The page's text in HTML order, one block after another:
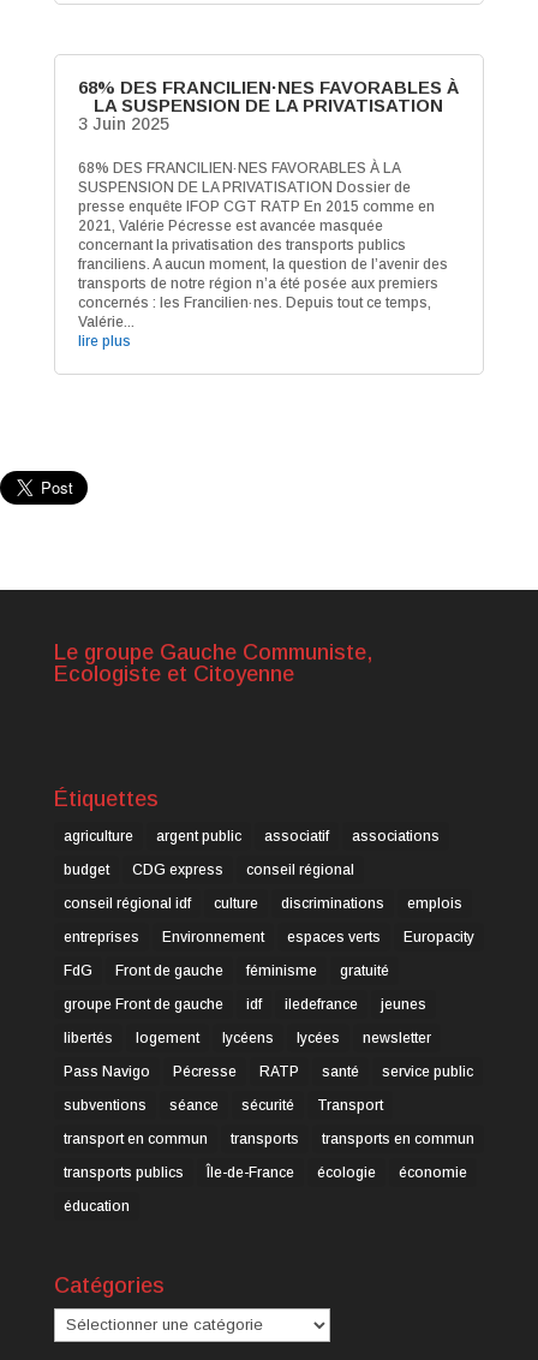
68% DES FRANCILIEN·NES FAVORABLES À
LA SUSPENSION DE LA PRIVATISATION
3 Juin 2025
68% DES FRANCILIEN·NES FAVORABLES À LA
SUSPENSION DE LA PRIVATISATION Dossier de
presse enquête IFOP CGT RATP En 2015 comme en
2021, Valérie Pécresse est avancée masquée
concernant la privatisation des transports publics
franciliens. A aucun moment, la question de l’avenir des
transports de notre région n’a été posée aux premiers
concernés : les Francilien·nes. Depuis tout ce temps,
Valérie...
lire plus
Le groupe Gauche Communiste,
Ecologiste et Citoyenne
Étiquettes
agriculture argent public associatif
associations
budget
CDG express
conseil régional
conseil régional idf
culture discriminations
emplois
entreprises
Environnement espaces verts
Europacity
FdG
Front de gauche féminisme
gratuité
groupe Front de gauche
idf iledefrance
jeunes
libertés
logement lycéens lycées
newsletter
Pass Navigo
Pécresse RATP santé
service public
subventions
séance sécurité
Transport
transport en commun
transports
transports en commun
transports publics
Île-de-France écologie
économie
éducation
Catégories
Catégories